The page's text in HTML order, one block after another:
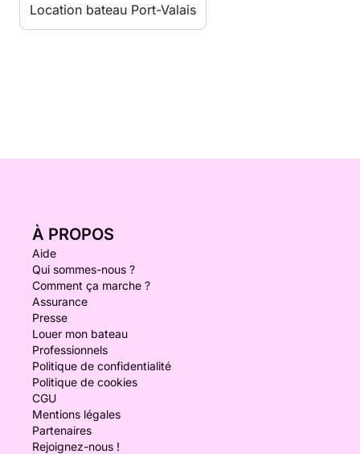
Location bateau Port-Valais
À PROPOS
Aide
Qui sommes-nous ?
Comment ça marche ?
Assurance
Presse
Louer mon bateau
Professionnels
Politique de confidentialité
Politique de cookies
CGU
Mentions légales
Partenaires
Rejoignez-nous !